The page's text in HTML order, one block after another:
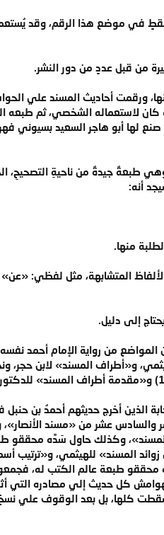
(3)، أو رقم (7)، إشارةً إلي وجود خللٍ أو سقطٍ في موضع
من قبل عددٍ من دور النشر.
ورقمت أحاديث المسند علي
كان لاستعماله الشخصي، ثم
لها أبو هاجر السعيد بسيوني
الشيخ أحمد محمد شاكر رحمه الله فقال في مقدمة تحقيقه للمسند (1/12):
أنه:
منها.
المتشابهة، مثل لفظي:
إلى دليل.
المواضع من رواية الإمام أحمد
و«أطراف المسند» لابن
الذين أخرج حديثهم أحمدُ بن
والسادس عشر من «مسند
وكذلك حاول سَدَّه محققو
المسند» للهيثمي، و«ترتيب
434-535) من طبعتهم، وكذلك حاول سَدَّه محققو طبعة
من الحديث (24218) إلي الحديث (24308) وعزوا في الهوامش كل
كلها، بل بعد الوقوف علي